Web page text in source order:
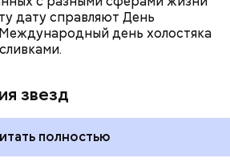
дату справляют День
день холостяка
звезд
полностью